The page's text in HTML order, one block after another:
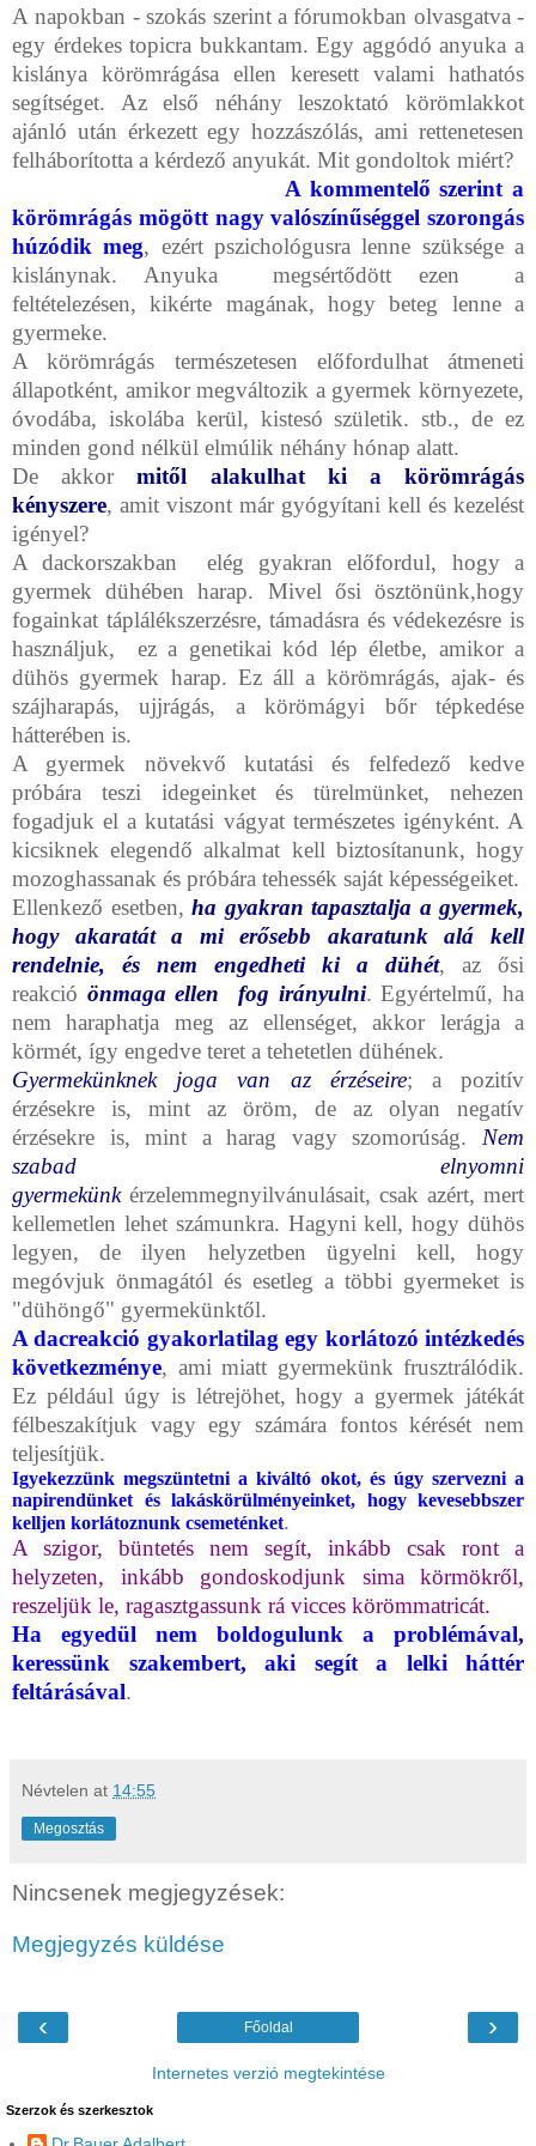
A napokban - szokás szerint a fórumokban olvasgatva -
egy érdekes topicra bukkantam. Egy aggódó anyuka a
kislánya körömrágása ellen keresett valami hathatós
segítséget. Az első néhány leszoktató körömlakkot
ajánló után érkezett egy hozzászólás, ami rettenetesen
felháborította a kérdező anyukát. Mit gondoltok miért?
A kommentelő szerint a
körömrágás mögött nagy valószínűséggel szorongás
húzódik meg, ezért pszichológusra lenne szüksége a
kislánynak. Anyuka megsértődött ezen a
feltételezésen, kikérte magának, hogy beteg lenne a
gyermeke.
A körömrágás természetesen előfordulhat átmeneti
állapotként, amikor megváltozik a gyermek környezete,
óvodába, iskolába kerül, kistesó születik. stb., de ez
minden gond nélkül elmúlik néhány hónap alatt.
De akkor
mitől alakulhat ki a körömrágás
kényszere, amit viszont már gyógyítani kell és kezelést
igényel?
A dackorszakban elég gyakran előfordul, hogy a
gyermek dühében harap. Mivel ősi ösztönünk,hogy
fogainkat táplálékszerzésre, támadásra és védekezésre is
használjuk, ez a genetikai kód lép életbe, amikor a
dühös gyermek harap. Ez áll a körömrágás, ajak- és
szájharapás, ujjrágás, a körömágyi bőr tépkedése
hátterében is.
A gyermek növekvő kutatási és felfedező kedve
próbára teszi idegeinket és türelmünket, nehezen
fogadjuk el a kutatási vágyat természetes igényként. A
kicsiknek elegendő alkalmat kell biztosítanunk, hogy
mozoghassanak és próbára tehessék saját képességeiket.
Ellenkező esetben, ha gyakran tapasztalja a gyermek,
hogy akaratát a mi erősebb akaratunk alá kell
rendelnie, és nem engedheti ki a dühét, az ősi
reakció önmaga ellen fog irányulni. Egyértelmű, ha
nem haraphatja meg az ellenséget, akkor lerágja a
körmét, így engedve teret a tehetetlen dühének.
Gyermekünknek joga van az érzéseire; a pozitív
érzésekre is, mint az öröm, de az olyan negatív
érzésekre is, mint a harag vagy szomorúság.
Nem
szabad elnyomni
gyermekünk érzelemmegnyilvánulásait, csak azért, mert
kellemetlen lehet számunkra. Hagyni kell, hogy dühös
legyen, de ilyen helyzetben ügyelni kell, hogy
megóvjuk önmagától és esetleg a többi gyermeket is
"dühöngő" gyermekünktől.
A dacreakció gyakorlatilag egy korlátozó intézkedés
következménye, ami miatt gyermekünk frusztrálódik.
Ez például úgy is létrejöhet, hogy a gyermek játékát
félbeszakítjuk vagy egy számára fontos kérését nem
teljesítjük.
Igyekezzünk megszüntetni a kiváltó okot, és úgy szervezni a
napirendünket és lakáskörülményeinket, hogy kevesebbszer
kelljen korlátoznunk csemeténket.
A szigor, büntetés nem segít, inkább csak ront a
helyzeten, inkább gondoskodjunk sima körmökről,
reszeljük le, ragasztgassunk rá vicces körömmatricát.
Ha egyedül nem boldogulunk a problémával,
keressünk szakembert, aki segít a lelki háttér
feltárásával.
Névtelen at 14:55
Megosztás
Nincsenek megjegyzések:
Megjegyzés küldése
‹ ›
Főoldal
Internetes verzió megtekintése
Szerzok és szerkesztok